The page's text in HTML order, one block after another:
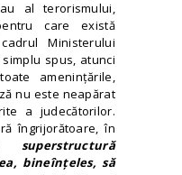
al terorismului,
care există
Ministerului
spus, atunci
amenințările,
nu este neapărat
a judecătorilor.
îngrijorătoare, în
superstructură
bineînțeles, să